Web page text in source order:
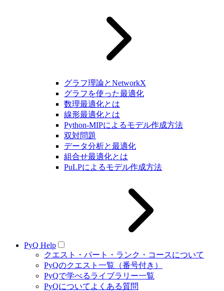
グラフ理論とNetworkX
グラフを使った最適化
数理最適化とは
線形最適化とは
Python-MIPによるモデル作成方法
双対問題
データ分析と最適化
組合せ最適化とは
PuLPによるモデル作成方法
PyQ Help
クエスト・パート・ランク・コースについて
PyQのクエスト一覧（番号付き）
PyQで学べるライブラリー一覧
PyQについてよくある質問